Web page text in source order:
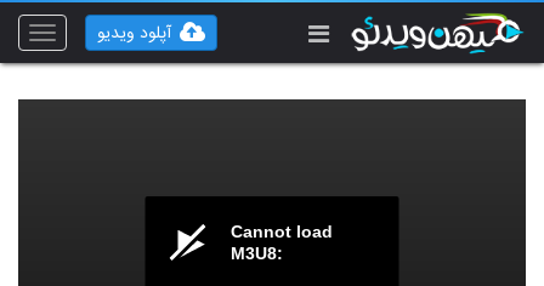
Toggle
آپلود ویدیو
Cannot load
M3U8: